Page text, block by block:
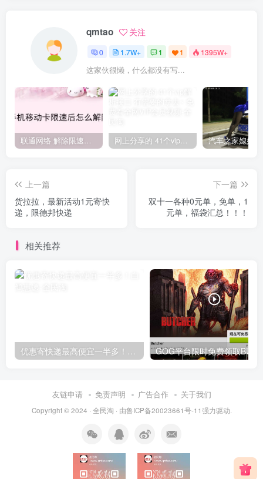
qmtao 关注
0 1.7W+ 1 1 1395W+
这家伙很懒，什么都没有写...
联通网络 解除限速方法参考！畅享、畅玩、老白干等及其它地区自测了 网上分享的 41个vip解析接口 有需要的拿去~ 免费看全网VIP会员视频
上一篇
货拉拉，最新活动1元寄快
递，限德邦快递
下一篇
双十一各种0元单，免单，1
元单，福袋汇总！！！
相关推荐
优惠寄快递最高便宜一半多！白鸽惠递
友链申请 免责声明 广告合作 关于我们
Copyright © 2024 · 全民淘 · 由鲁ICP备20023661号-11强力驱动.